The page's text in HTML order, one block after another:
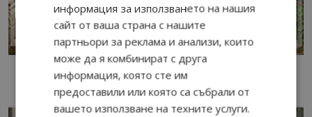
информация за използването на нашия
сайт от ваша страна с нашите
партньори за реклама и анализи, които
може да я комбинират с друга
информация, която сте им
предоставили или която са събрали от
вашето използване на техните услуги.